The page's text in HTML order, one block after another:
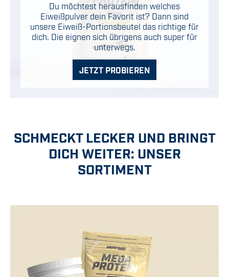
Du möchtest herausfinden welches
Eiweißpulver dein Favorit ist? Dann sind
unsere Eiweiß-Portionsbeutel das richtige für
dich. Die eignen sich übrigens auch super für
unterwegs.
JETZT PROBIEREN
SCHMECKT LECKER UND BRINGT
DICH WEITER: UNSER
SORTIMENT